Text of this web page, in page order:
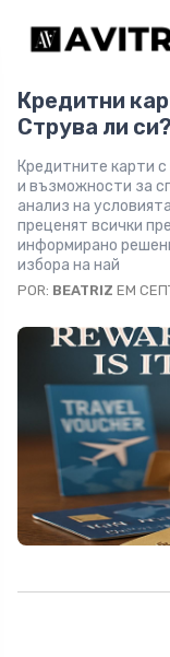
Кредитни
Струва ли си?
Кредитните карти
и възможности за
анализ на
преценят всички
информирано
избора на най
POR: BEATRIZ EM